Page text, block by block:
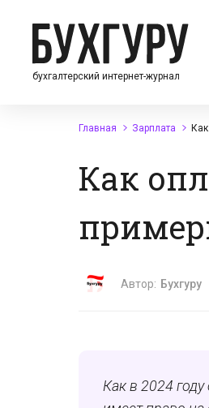
бухгалтерский интернет-журнал
Главная Зарплата
Как
Автор: Бухгуру
Как в 2024